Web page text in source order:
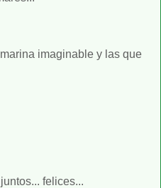
imaginable y las que
felices...